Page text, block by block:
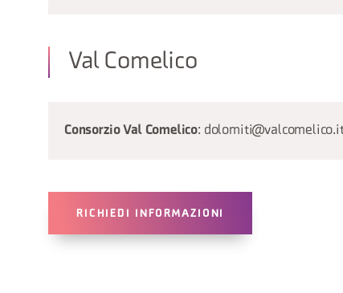
Val Comelico
Consorzio Val Comelico: dolomiti@valcomelico.it
RICHIEDI INFORMAZIONI